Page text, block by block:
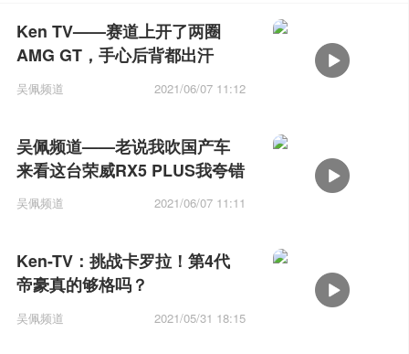
Ken TV——赛道上开了两圈
AMG GT，手心后背都出汗
了！
吴佩频道 2021/06/07 11:12
吴佩频道——老说我吹国产车
来看这台荣威RX5 PLUS我夸错
了没
吴佩频道 2021/06/07 11:11
Ken-TV：挑战卡罗拉！第4代
帝豪真的够格吗？
吴佩频道 2021/05/31 18:15